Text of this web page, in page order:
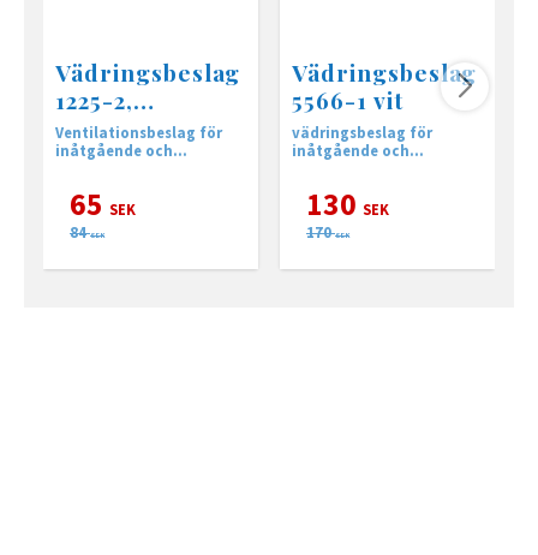
Vädringsbeslag
1225-2,
inåtgående
Ventilationsbeslag för
inåtgående och
65 SEK
84 SEK
Vädringsbeslag
5566-1 vit
vädringsbeslag för
inåtgående och
130 SEK
170 SEK